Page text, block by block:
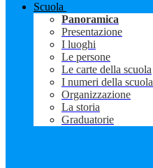
Scuola
Panoramica
Presentazione
I luoghi
Le persone
Le carte della scuola
I numeri della scuola
Organizzazione
La storia
Graduatorie